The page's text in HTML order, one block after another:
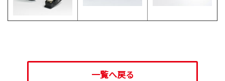
一覧へ戻る